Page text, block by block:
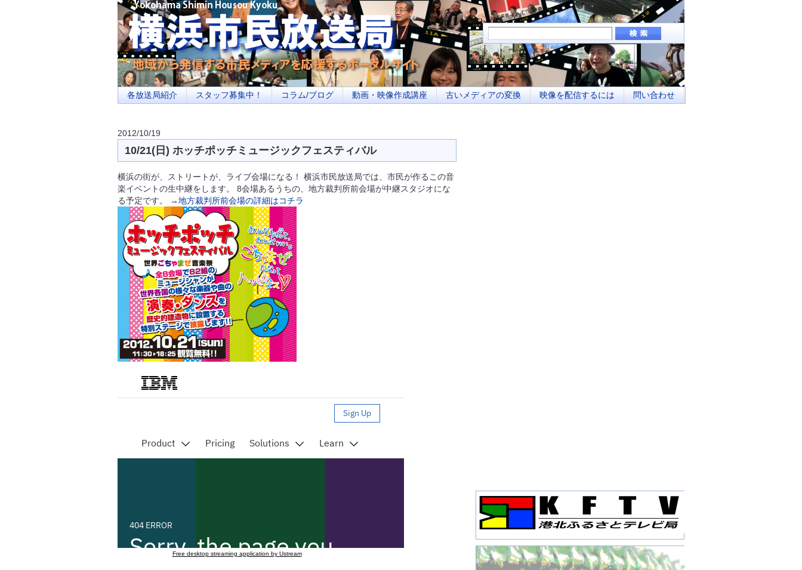
横浜の地域メディア、地域・市民・放送局・メディアを応援するポータルサイト あなたの街のイベント告知、若者参加への取り組み、地域メディアとしてのネットワーク化
を目指します
各放送局紹介 スタッフ募集中！ コラム/ブログ 動画・映像作成講座 古いメディアの変換 映像を配信するには 問い合わせ
2012/10/19
10/21(日) ホッチポッチミュージックフェスティバル
横浜の街が、ストリートが、ライブ会場になる！ 横浜市民放送局では、市民が作るこの音
楽イベントの生中継をします。 8会場あるうちの、地方裁判所前会場が中継スタジオにな
る予定です。 →地方裁判所前会場の詳細はコチラ
Free desktop streaming application by Ustream